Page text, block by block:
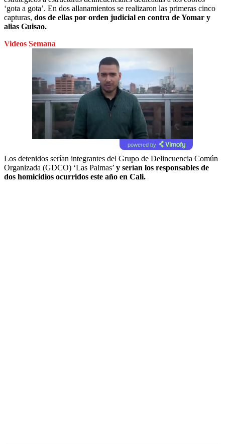
‘gota a gota’. En dos allanamientos se realizaron las primeras cinco
capturas, dos de ellas por orden judicial en contra de Yomar y
alias Guisao.
Videos Semana
powered by
Los detenidos serían integrantes del Grupo de Delincuencia Común
Organizada (GDCO) ‘Las Palmas’ y serían los responsables de
dos homicidios ocurridos este año en Cali.